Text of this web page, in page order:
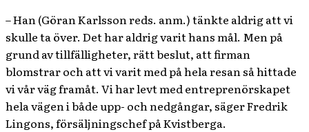
– Han (Göran Karlsson reds. anm.) tänkte aldrig att vi
skulle ta över. Det har aldrig varit hans mål. Men på
grund av tillfälligheter, rätt beslut, att firman
blomstrar och att vi varit med på hela resan så hittade
vi vår väg framåt. Vi har levt med entreprenörskapet
hela vägen i både upp- och nedgångar, säger Fredrik
Lingons, försäljningschef på Kvistberga.